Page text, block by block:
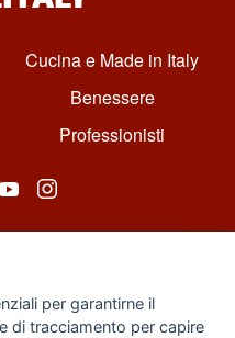
Cucina e Made in Italy
Benessere
Professionisti
per garantirne il
di tracciamento per capire